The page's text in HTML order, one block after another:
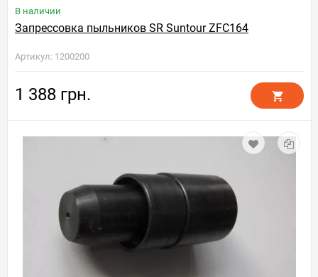
В наличии
Запрессовка пыльников SR Suntour ZFC164
Артикул: 1200200
1 388 грн.